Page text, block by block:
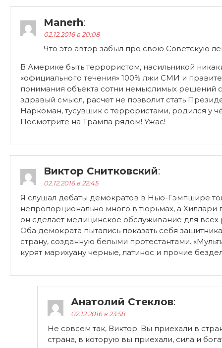
Manerh:
02.12.2016 в 20:08
Что это автор забыл про свою Советскую
В Америке быть террористом, насильникой
«официального течения» 100% лжи СМИ и
понимания объекта сотни немыслимых решений
здравый смысл, расчет не позволит стать
Наркоман, тусувшик с террористами, родился у
Посмотрите на Трампа рядом! Ужас!
Виктор Снитковский:
02.12.2016 в 22:45
Я слушал дебаты демократов в Нью-Гэмпшире
непропорционально много в тюрьмах, а Хиллари
он сделает медицинское обслуживание для
Оба демократа пытались показать себя
страну, созданную белыми протестантами.
курят марихуану черные, латинос и прочие
Анатолий Стеклов:
02.12.2016 в 23:58
Не совсем так, Виктор. Вы приехали в
страна, в которую вы приехали, сила и